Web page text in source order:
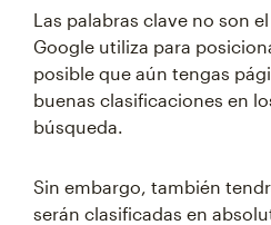
Las palabras clave no son
Google utiliza para
posible que aún tengas
buenas clasificaciones en
búsqueda.
Sin embargo, también
serán clasificadas en